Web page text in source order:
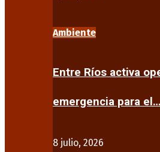
Ambiente
Entre Ríos activa
emergencia para el…
8 julio, 2026